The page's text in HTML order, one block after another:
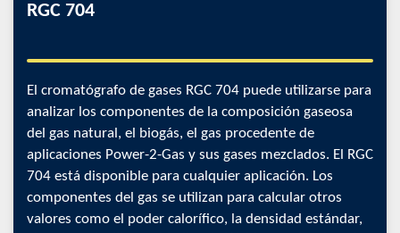
RGC 704
El cromatógrafo de gases RGC 704 puede utilizarse para
analizar los componentes de la composición gaseosa
del gas natural, el biogás, el gas procedente de
aplicaciones Power-2-Gas y sus gases mezclados. El RGC
704 está disponible para cualquier aplicación. Los
componentes del gas se utilizan para calcular otros
valores como el poder calorífico, la densidad estándar,